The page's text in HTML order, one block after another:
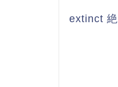
extinct